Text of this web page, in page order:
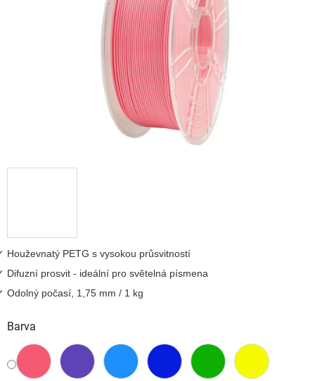
Houževnatý PETG s vysokou průsvitností
Difuzní prosvit - ideální pro světelná písmena
Odolný počasí, 1,75 mm / 1 kg
Barva